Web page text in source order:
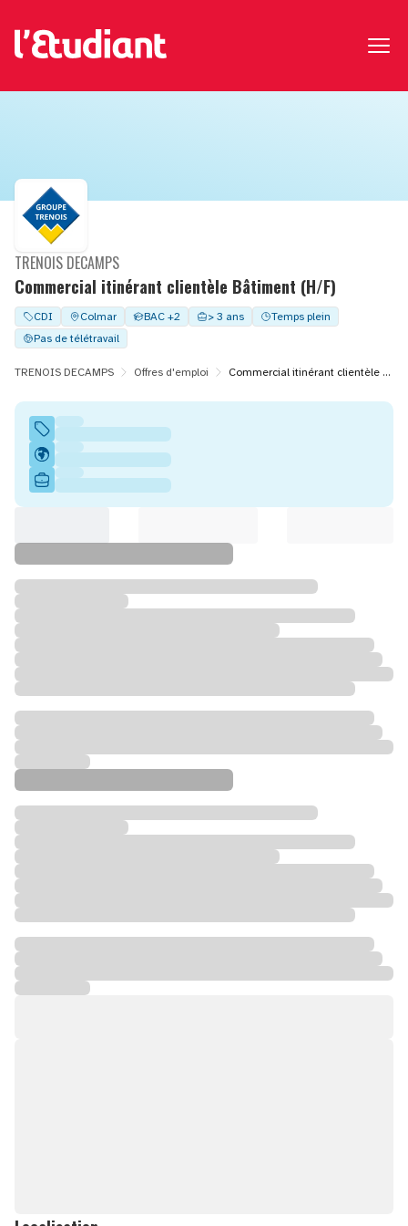
Commercial itinérant clientèle Bâtiment (H/F)
TRENOIS DECAMPS
CDI Colmar BAC +2 > 3 ans
Temps plein
Pas de télétravail
TRENOIS DECAMPS Offres d'emploi Commercial itinérant clientèle Bâtiment (H/F)